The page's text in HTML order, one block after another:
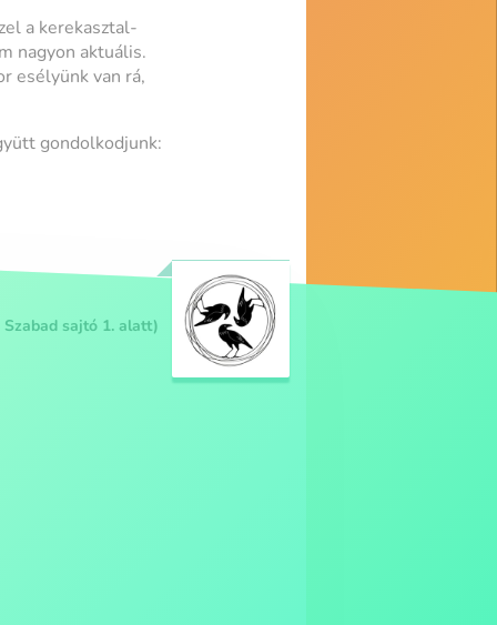
a kerekasztal-
nagyon aktuális.
esélyünk van rá,
gondolkodjunk:
sajtó 1. alatt)